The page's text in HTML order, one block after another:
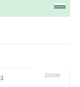
ZOOM